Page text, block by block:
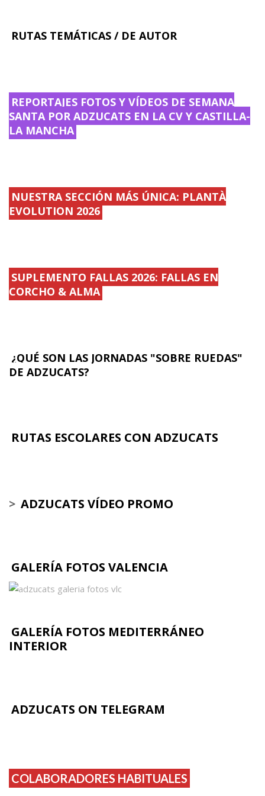
RUTAS TEMÁTICAS / DE AUTOR
REPORTAJES FOTOS Y VÍDEOS DE SEMANA
SANTA POR ADZUCATS EN LA CV Y CASTILLA-
LA MANCHA
NUESTRA SECCIÓN MÁS ÚNICA: PLANTÀ
EVOLUTION 2026
SUPLEMENTO FALLAS 2026: FALLAS EN
CORCHO & ALMA
¿QUÉ SON LAS JORNADAS "SOBRE RUEDAS"
DE ADZUCATS?
RUTAS ESCOLARES CON ADZUCATS
> ADZUCATS VÍDEO PROMO
GALERÍA FOTOS VALENCIA
GALERÍA FOTOS MEDITERRÁNEO
INTERIOR
ADZUCATS ON TELEGRAM
COLABORADORES HABITUALES